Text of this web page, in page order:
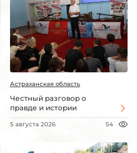
Астраханская область
Честный разговор о
правде и истории
5 августа 2026 54